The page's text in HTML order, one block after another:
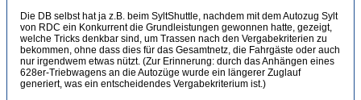
Die DB selbst hat ja z.B. beim SyltShuttle, nachdem mit dem Autozug Sylt
von RDC ein Konkurrent die Grundleistungen gewonnen hatte, gezeigt,
welche Tricks denkbar sind, um Trassen nach den Vergabekriterien zu
bekommen, ohne dass dies für das Gesamtnetz, die Fahrgäste oder auch
nur irgendwem etwas nützt. (Zur Erinnerung: durch das Anhängen eines
628er-Triebwagens an die Autozüge wurde ein längerer Zuglauf
generiert, was ein entscheidendes Vergabekriterium ist.)